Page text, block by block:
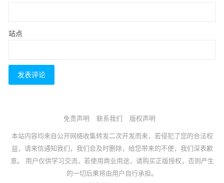
站点
免责声明 联系我们 版权声明
本站内容均来自公开网络收集转发二次开发而来，若侵犯了您的合法权
益，请来信通知我们，我们会及时删除，给您带来的不便，我们深表歉
意。 用户仅供学习交流，若使用商业用途，请购买正版授权，否则产生
的一切后果将由用户自行承担。